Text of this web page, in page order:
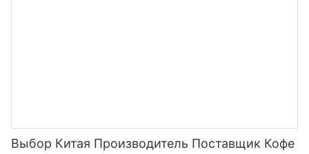
Выбор Китая Производитель Поставщик Кофе